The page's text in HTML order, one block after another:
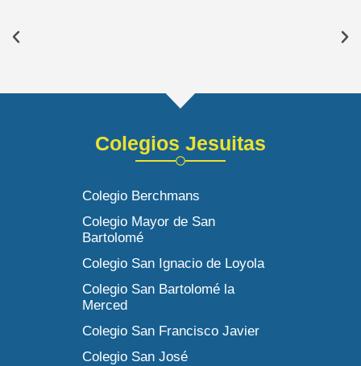
Colegios Jesuitas
Colegio Berchmans
Colegio Mayor de San
Bartolomé
Colegio San Ignacio de Loyola
Colegio San Bartolomé la
Merced
Colegio San Francisco Javier
Colegio San José